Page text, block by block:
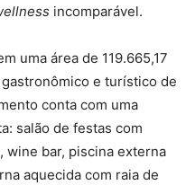
incomparável.
uma área de 119.665,17
e turístico de
conta com uma
salão de festas com
wine bar, piscina externa
aquecida com raia de